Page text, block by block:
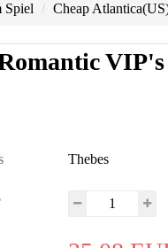
Spiel Cheap
Thebes